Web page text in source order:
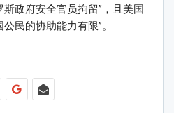
政府安全官员拘留”，且美国
民的协助能力有限”。